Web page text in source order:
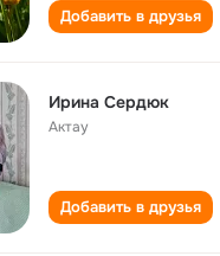
Добавить в друзья
Ирина Сердюк
Актау
Добавить в друзья